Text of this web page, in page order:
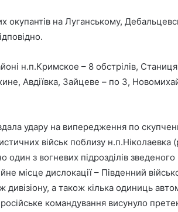
окупантів на Луганському,
н.п.Кримское – 8 обстрілів, Станиця
Авдіївка, Зайцеве – по 3,
удару на випередження по
військ поблизу н.п.Ніколаевка
один з вогневих підрозділів зведеного
місце дислокації – Південний
а також кілька одиниць
командування висунуло